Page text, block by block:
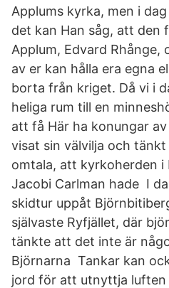
Applums kyrka, men i
det kan Han såg, att den
Applum, Edvard Rhånge,
av er kan hålla era egna
borta från kriget. Då vi i
heliga rum till en
att få Här ha konungar
visat sin välvilja och
omtala, att kyrkoherden i
Jacobi Carlman hade I
skidtur uppåt
självaste Ryfjället, där
tänkte att det inte är
Björnarna Tankar kan
jord för att utnyttja luften